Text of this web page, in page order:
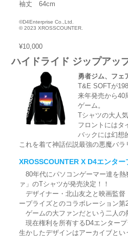
袖丈 64cm
©D4Enterprise Co.,Ltd.
© 2023 XROSSCOUNTER.
¥10,000
ハイドライド ジップアッ
勇者ジム、フェ
T&E SOFTが
来年発売から40
ゲーム。
Tシャツの大人
フロントにはタ
バックには幻想
これを着て神話伝説最強の悪魔バラ
XROSSCOUNTER X D4エンタ
80年代にパソコンゲーマー達を熱
ァ」のTシャツが発売決定！！
デザイナー・北山友之と映画監督
ープライズとのコラボレーション第
ゲームの大ファンだという二人の
現在権利を所有するD4エンター
生かしたデザインはアーカイブと